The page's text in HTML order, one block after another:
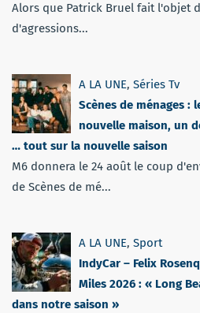
Alors que Patrick Bruel fait l'objet
d'agressions...
A LA UNE, Séries Tv
Scènes de ménages :
nouvelle maison, un
… tout sur la nouvelle saison
M6 donnera le 24 août le coup
de Scènes de mé...
A LA UNE, Sport
IndyCar – Felix
Miles 2026 : « Long
dans notre saison »